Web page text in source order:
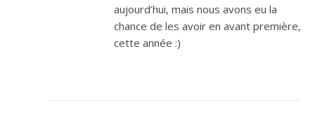
aujourd’hui, mais nous avons eu la
chance de les avoir en avant première,
cette année :)